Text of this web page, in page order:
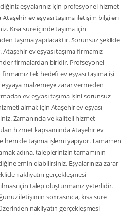
eşyalarınız için profesyonel hizmet
ev eşyası taşıma iletişim bilgileri
Kısa süre içinde taşıma için
taşıma yapılacaktır. Sorunsuz şekilde
ev eşyası taşıma firmamız
firmalardan biridir. Profseyonel
tek hedefi ev eşyası taşıma işi
malzemeye zarar vermeden
ev eşyası taşıma işini sorunsuz
almak için Ataşehir ev eşyası
Zamanında ve kaliteli hizmet
hizmet kapsamında Ataşehir ev
hem de taşıma işlemi yapıyor. Tamamen
adına, taleplerinizin tamamının
emin olabilirsiniz. Eşyalarınıza zarar
nakliyatın gerçekleşmesi
için talep oluşturmanız yeterlidir.
iletişimin sonrasında, kısa süre
nakliyatın gerçekleşmesi